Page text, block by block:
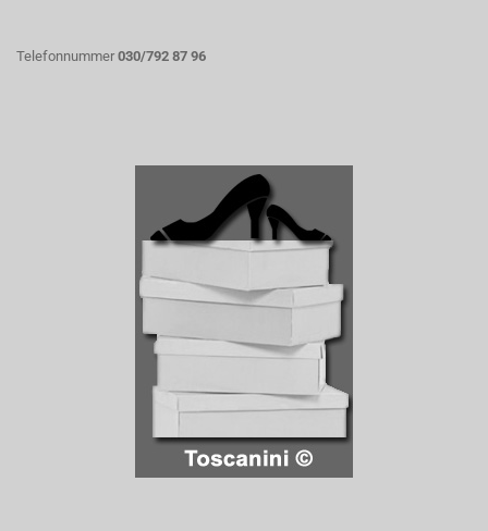
Telefonnummer 030/792 87 96